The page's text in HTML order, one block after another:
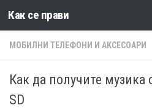
Към съдържанието
Как се прави
МОБИЛНИ ТЕЛЕФОНИ И АКСЕСОАРИ
Как да получите музика
SD